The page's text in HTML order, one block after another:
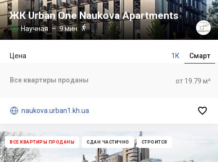
ЖК Urban One Naukova Apartments
 Научная – 9 мин.
1К Смарт
Цена
от 19.79 м²
Все квартиры проданы
 naukova.urban1.kh.ua 
ВСЕ КВАРТИРЫ ПРОДАНЫ СДАН ЧАСТИЧНО СТРОИТСЯ